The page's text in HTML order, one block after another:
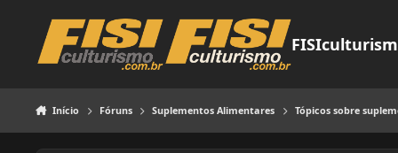
Início Fóruns Suplementos Alimentares Tópicos sobre